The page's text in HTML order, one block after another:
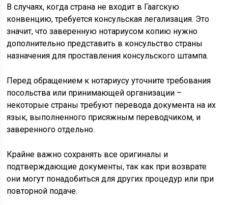
В случаях, когда страна не входит в Гаагскую
конвенцию, требуется консульская легализация. Это
значит, что заверенную нотариусом копию нужно
дополнительно представить в консульство страны
назначения для проставления консульского штампа.
Перед обращением к нотариусу уточните требования
посольства или принимающей организации –
некоторые страны требуют перевода документа на их
язык, выполненного присяжным переводчиком, и
заверенного отдельно.
Крайне важно сохранять все оригиналы и
подтверждающие документы, так как при возврате
они могут понадобиться для других процедур или при
повторной подаче.